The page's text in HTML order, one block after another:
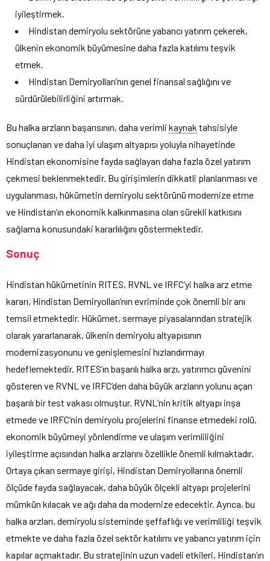
iyileştirmek.
Hindistan demiryolu sektörüne yabancı yatırım çekerek,
ülkenin ekonomik büyümesine daha fazla katılımı teşvik
etmek.
Hindistan Demiryolları’nın genel finansal sağlığını ve
sürdürülebilirliğini artırmak.
Bu halka arzların başarısının, daha verimli kaynak tahsisiyle
sonuçlanan ve daha iyi ulaşım altyapısı yoluyla nihayetinde
Hindistan ekonomisine fayda sağlayan daha fazla özel yatırım
çekmesi beklenmektedir. Bu girişimlerin dikkatli planlanması ve
uygulanması, hükümetin demiryolu sektörünü modernize etme
ve Hindistan’ın ekonomik kalkınmasına olan sürekli katkısını
sağlama konusundaki kararlılığını göstermektedir.
Sonuç
Hindistan hükümetinin RITES, RVNL ve IRFC’yi halka arz etme
kararı, Hindistan Demiryolları’nın evriminde çok önemli bir anı
temsil etmektedir. Hükümet, sermaye piyasalarından stratejik
olarak yararlanarak, ülkenin demiryolu altyapısının
modernizasyonunu ve genişlemesini hızlandırmayı
hedeflemektedir. RITES’ın başarılı halka arzı, yatırımcı güvenini
gösteren ve RVNL ve IRFC’den daha büyük arzların yolunu açan
başarılı bir test vakası olmuştur. RVNL’nin kritik altyapı inşa
etmede ve IRFC’nin demiryolu projelerini finanse etmedeki rolü,
ekonomik büyümeyi yönlendirme ve ulaşım verimliliğini
iyileştirme açısından halka arzlarını özellikle önemli kılmaktadır.
Ortaya çıkan sermaye girişi, Hindistan Demiryollarına önemli
ölçüde fayda sağlayacak, daha büyük ölçekli altyapı projelerini
mümkün kılacak ve ağı daha da modernize edecektir. Ayrıca, bu
halka arzları, demiryolu sisteminde şeffaflığı ve verimliliği teşvik
etmekte ve daha fazla özel sektör katılımı ve yabancı yatırım için
kapılar açmaktadır. Bu stratejinin uzun vadeli etkileri, Hindistan’ın